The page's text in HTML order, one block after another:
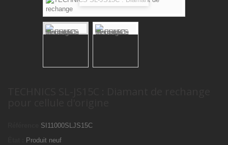
SI11000SLJS15C
Produit neuf